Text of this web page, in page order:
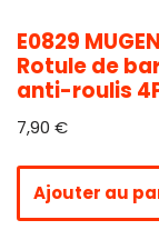
E0829
Rotule de
anti-roulis
7,90 €
Ajouter au